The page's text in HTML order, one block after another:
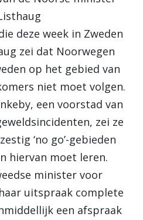
deze week in Zweden
zei dat Noorwegen
op het gebied van
niet moet volgen.
een voorstad van
zei ze
‘no go’-gebieden
hiervan moet leren.
minister voor
uitspraak complete
een afspraak